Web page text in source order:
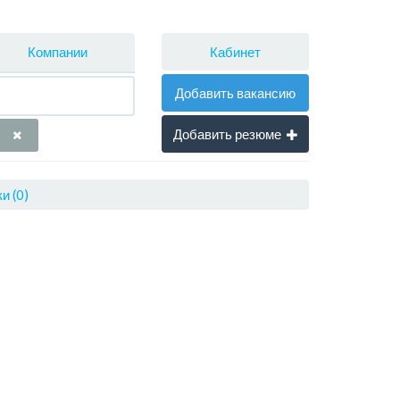
Компании Кабинет
Добавить вакансию
Добавить резюме
(0)